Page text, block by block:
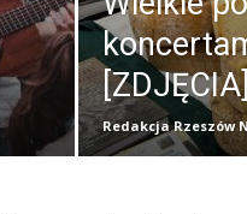
Redakcja Rzeszów